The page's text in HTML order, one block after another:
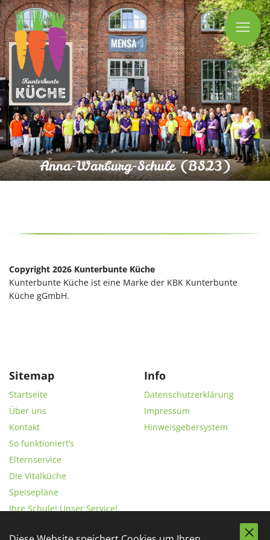
Anna-Warburg-Schule (BS23)
Copyright 2026 Kunterbunte Küche
Kunterbunte Küche ist eine Marke der KBK Kunterbunte
Küche gGmbH.
Sitemap
Startseite
Über uns
Kontakt
So funktioniert’s
Elternservice
Die Vitalküche
Speisepläne
Ihre Schule! Unser Service!
Info
Datenschutzerklärung
Impressum
Hinweisgebersystem